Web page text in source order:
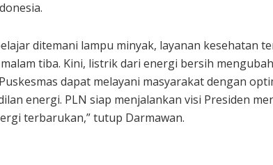
ditemani lampu minyak, layanan kesehatan
tiba. Kini, listrik dari energi bersih
dapat melayani masyarakat dengan
energi. PLN siap menjalankan visi Presiden
terbarukan,” tutup Darmawan.